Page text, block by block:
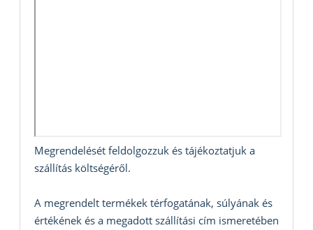
Megrendelését feldolgozzuk és tájékoztatjuk a
szállítás költségéről.
A megrendelt termékek térfogatának, súlyának és
értékének és a megadott szállítási cím ismeretében